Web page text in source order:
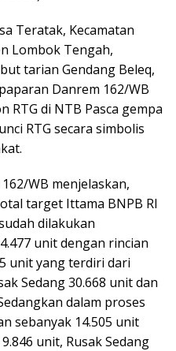
Teratak, Kecamatan
Lombok Tengah,
tarian Gendang Beleq,
Danrem 162/WB
di NTB Pasca gempa
RTG secara simbolis
WB menjelaskan,
target Ittama BNPB RI
dilakukan
unit dengan rincian
unit yang terdiri dari
Sedang 30.668 unit dan
dalam proses
sebanyak 14.505 unit
unit, Rusak Sedang